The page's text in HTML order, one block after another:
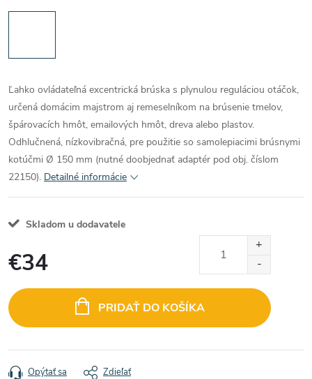
Ľahko ovládateľná excentrická brúska s plynulou reguláciou otáčok,
určená domácim majstrom aj remeselníkom na brúsenie tmelov,
špárovacích hmôt, emailových hmôt, dreva alebo plastov.
Odhlučnená, nízkovibračná, pre použitie so samolepiacimi brúsnymi
kotúčmi Ø 150 mm (nutné doobjednať adaptér pod obj. číslom
22150). Detailné informácie
Skladom u dodavatele
€34
cena:
PRIDAŤ DO KOŠÍKA
Opýtať sa Zdieľať